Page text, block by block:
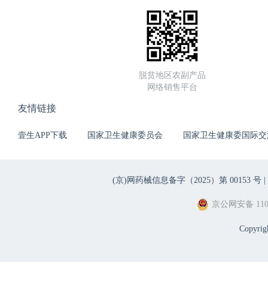
脱贫地区农副产品
网络销售平台
友情链接
壹生APP下载 国家卫生健康委员会 国家卫生健康委国际
(京)网药械信息备字（2025）第 00153 号 |
京公网安备